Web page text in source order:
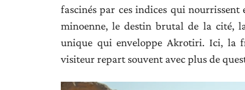
fascinés par ces indices qui nourrissent
minoenne, le destin brutal de la cité,
unique qui enveloppe Akrotiri. Ici, la
visiteur repart souvent avec plus de